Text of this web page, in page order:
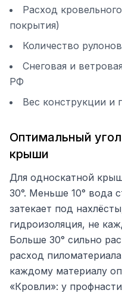
Расход
покрытия)
Количество
Снеговая и
РФ
Вес конструкции и
Оптимальный
крыши
Для односкатной
30°. Меньше 10° вода
затекает под
гидроизоляция, не
Больше 30° сильно
расход
каждому материалу
«Кровли»: у